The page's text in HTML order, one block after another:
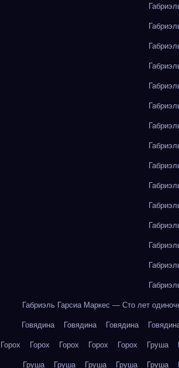
Габриэль Гарсиа Маркес — Сто лет
Говядина Говядина Говядина
Горох Горох Горох Горох Горох Груша
Груша Груша Груша Груша Груша